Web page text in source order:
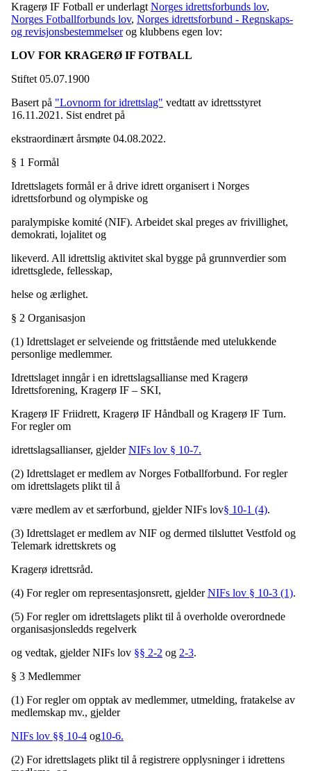
Kragerø IF Fotball er underlagt Norges idrettsforbunds lov,
Norges Fotballforbunds lov, Norges idrettsforbund - Regnskaps-
og revisjonsbestemmelserog klubbens egen lov:
LOV FOR KRAGERØ IF FOTBALL
Stiftet 05.07.1900
Basert på "Lovnorm for idrettslag" vedtatt av idrettsstyret
16.11.2021. Sist endret på
ekstraordinært årsmøte 04.08.2022.
§ 1 Formål
Idrettslagets formål er å drive idrett organisert i Norges
idrettsforbund og olympiske og
paralympiske komité (NIF). Arbeidet skal preges av frivillighet,
demokrati, lojalitet og
likeverd. All idrettslig aktivitet skal bygge på grunnverdier som
idrettsglede, fellesskap,
helse og ærlighet.
§ 2 Organisasjon
(1) Idrettslaget er selveiende og frittstående med utelukkende
personlige medlemmer.
Idrettslaget inngår i en idrettslagsallianse med Kragerø
Idrettsforening, Kragerø IF – SKI,
Kragerø IF Friidrett, Kragerø IF Håndball og Kragerø IF Turn.
For regler om
idrettslagsallianser, gjelderNIFs lov § 10-7.
(2) Idrettslaget er medlem av Norges Fotballforbund. For regler
om idrettslagets plikt til å
være medlem av et særforbund, gjelder NIFs lov§ 10-1 (4).
(3) Idrettslaget er medlem av NIF og dermed tilsluttet Vestfold og
Telemark idrettskrets og
Kragerø idrettsråd.
(4) For regler om representasjonsrett, gjelderNIFs lov § 10-3 (1).
(5) For regler om idrettslagets plikt til å overholde overordnede
organisasjonsledds regelverk
og vedtak, gjelder NIFs lov §§ 2-2 og 2-3.
§ 3 Medlemmer
(1) For regler om opptak av medlemmer, utmelding, fratakelse av
medlemskap mv., gjelder
NIFs lov §§ 10-4 og10-6.
(2) For idrettslagets plikt til å registrere opplysninger i idrettens